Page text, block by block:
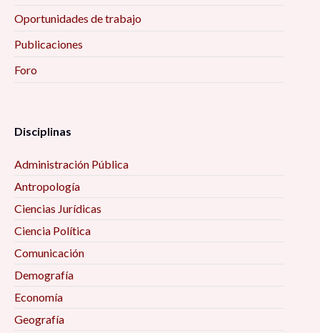
Oportunidades de trabajo
Publicaciones
Foro
Disciplinas
Administración Pública
Antropología
Ciencias Jurídicas
Ciencia Política
Comunicación
Demografía
Economía
Geografía